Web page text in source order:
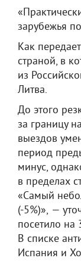
зарубежья
Как
страной, в
из
Литва.
До этого
за границу
выездов
период
минус,
в пределах
«Самый
(-5%)», —
посетило на
В списке
Испания и